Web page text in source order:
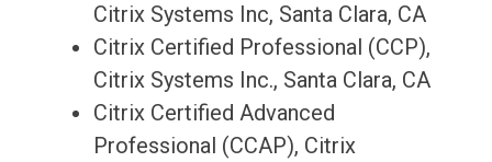
Citrix Systems Inc, Santa Clara, CA
Citrix Certified Professional (CCP),
Citrix Systems Inc., Santa Clara, CA
Citrix Certified Advanced
Professional (CCAP), Citrix